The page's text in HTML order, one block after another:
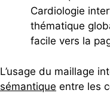
Cardiologie
thématique
facile vers la
L’usage du maillage
sémantique entre les